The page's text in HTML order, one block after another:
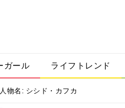
ガール ライフトレンド
人物名: シシド・カフカ